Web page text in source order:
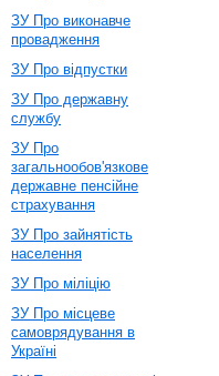
ЗУ Про виконавче
провадження
ЗУ Про відпустки
ЗУ Про державну
службу
ЗУ Про
загальнообов'язкове
державне пенсійне
страхування
ЗУ Про зайнятість
населення
ЗУ Про міліцію
ЗУ Про місцеве
самоврядування в
Україні